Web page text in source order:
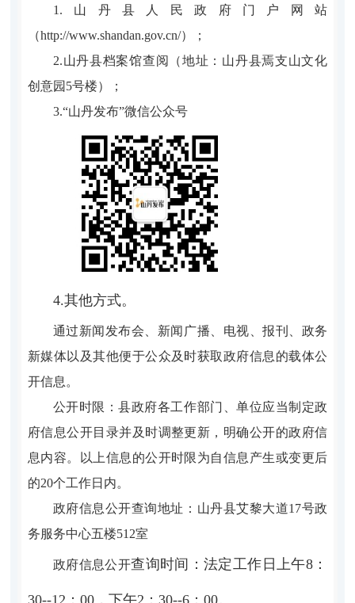
1.山丹县人民政府门户网站
（http://www.shandan.gov.cn/）；
2.山丹县档案馆查阅（地址：山丹县焉支山文化
创意园5号楼）；
3.“山丹发布”微信公众号
4.其他方式。
通过新闻发布会、新闻广播、电视、报刊、政务
新媒体以及其他便于公众及时获取政府信息的载体公
开信息。
公开时限：县政府各工作部门、单位应当制定政
府信息公开目录并及时调整更新，明确公开的政府信
息内容。以上信息的公开时限为自信息产生或变更后
的20个工作日内。
政府信息公开查询地址：山丹县艾黎大道17号政
务服务中心五楼512室
政府信息公开查询时间：法定工作日上午8：
30--12：00，下午2：30--6：00。